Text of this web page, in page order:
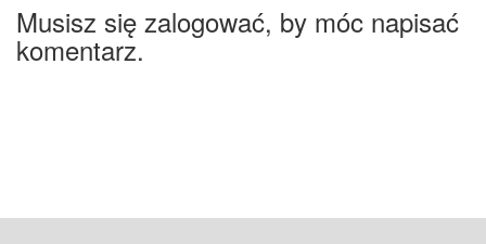
Musisz się zalogować, by móc napisać
komentarz.